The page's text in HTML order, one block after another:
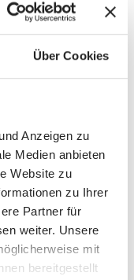
Über Cookies
Anzeigen zu
Medien anbieten
Website zu
zu Ihrer
Partner für
weiter. Unsere
mit
bereitgestellt
Frieden und
Stück vom
Leben
erneut
wird dieses